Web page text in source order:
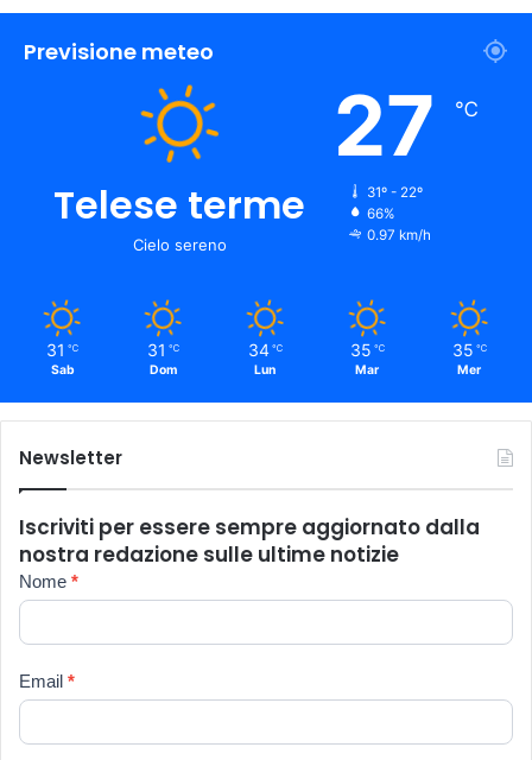
Previsione meteo
Telese terme
Cielo sereno
27 ℃
31º - 22º
66%
0.97 km/h
31 ℃
Sab
31 ℃
Dom
34 ℃
Lun
35 ℃
Mar
35 ℃
Mer
Newsletter
Iscriviti per essere sempre aggiornato dalla
nostra redazione sulle ultime notizie
Newsletter
Nome *
Email *